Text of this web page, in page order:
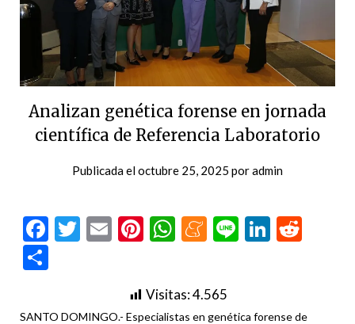
Analizan genética forense en jornada
científica de Referencia Laboratorio
Publicada eloctubre 25, 2025 poradmin
Facebook
Twitter
EmailPinterest
WhatsApp
Meneame
Line
Visitas:4.565
SANTO DOMINGO.- Especialistas en genética forense de